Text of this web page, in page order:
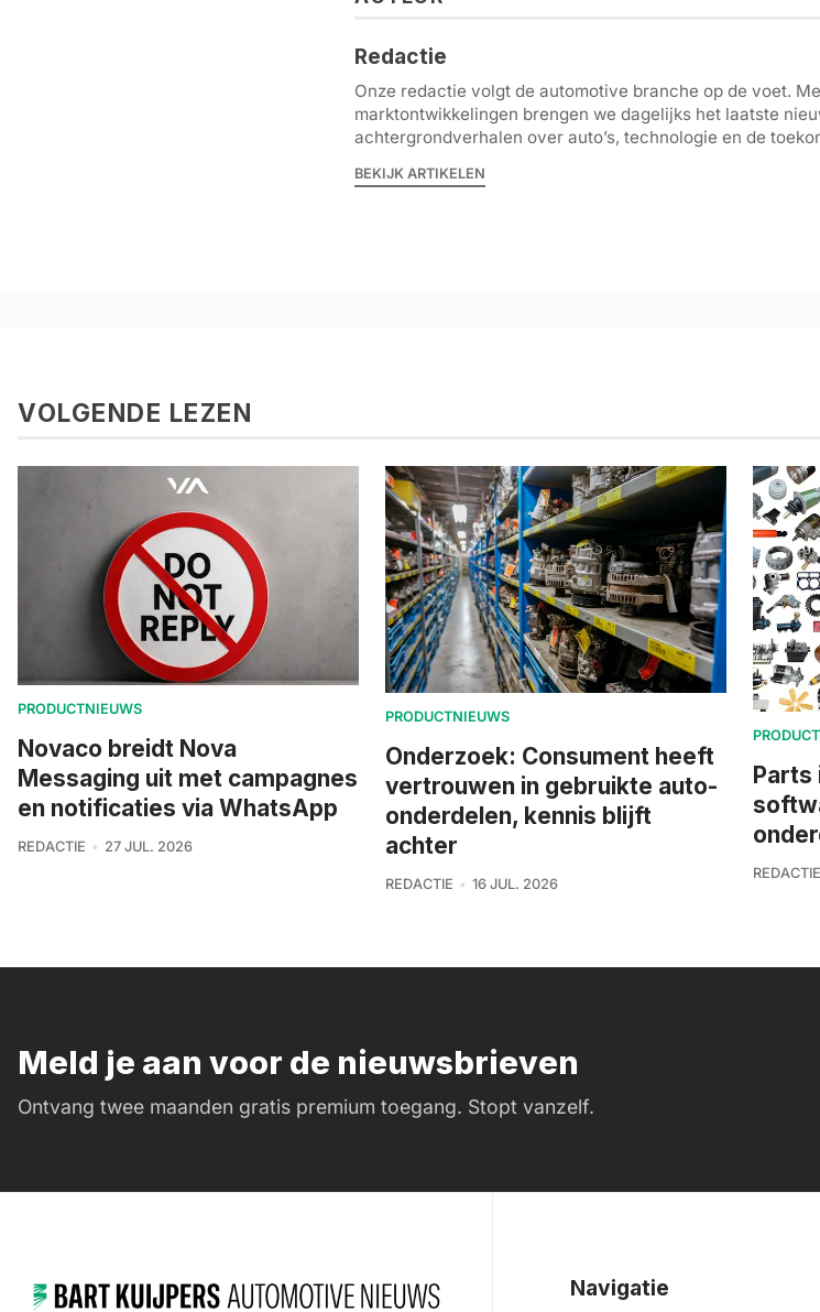
Redactie
Onze redactie volgt de automotive branche op de voet.
marktontwikkelingen brengen we dagelijks het laatste
achtergrondverhalen over auto’s, technologie en de
BEKIJK ARTIKELEN
VOLGENDE LEZEN
PRODUCTNIEUWS
Novaco breidt Nova
Messaging uit met campagnes
en notificaties via WhatsApp
REDACTIE 27 JUL. 2026
PRODUCTNIEUWS
Onderzoek: Consument heeft
vertrouwen in gebruikte auto-
onderdelen, kennis blijft
achter
REDACTIE 16 JUL. 2026
REDACTIE
Meld je aan voor de nieuwsbrieven
Ontvang twee maanden gratis premium toegang. Stopt vanzelf.
Navigatie